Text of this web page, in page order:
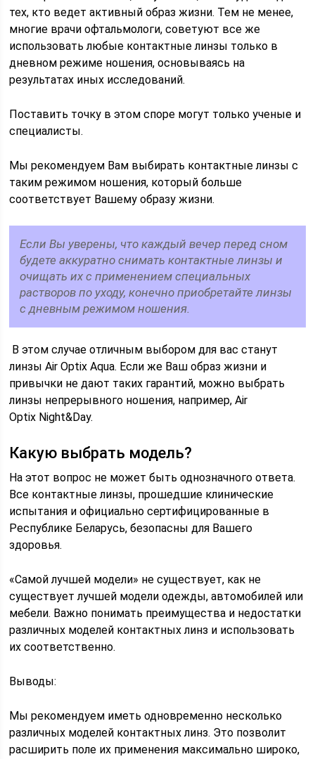
тех, кто ведет активный образ жизни. Тем не менее,
многие врачи офтальмологи, советуют все же
использовать любые контактные линзы только в
дневном режиме ношения, основываясь на
результатах иных исследований.
Поставить точку в этом споре могут только ученые и
специалисты.
Мы рекомендуем Вам выбирать контактные линзы с
таким режимом ношения, который больше
соответствует Вашему образу жизни.
Если Вы уверены, что каждый вечер перед сном
будете аккуратно снимать контактные линзы и
очищать их с применением специальных
растворов по уходу, конечно приобретайте линзы
с дневным режимом ношения.
В этом случае отличным выбором для вас станут
линзы Air Optix Aqua. Если же Ваш образ жизни и
привычки не дают таких гарантий, можно выбрать
линзы непрерывного ношения, например, Air
Optix Night&Day.
Какую выбрать модель?
На этот вопрос не может быть однозначного ответа.
Все контактные линзы, прошедшие клинические
испытания и официально сертифицированные в
Республике Беларусь, безопасны для Вашего
здоровья.
«Самой лучшей модели» не существует, как не
существует лучшей модели одежды, автомобилей или
мебели. Важно понимать преимущества и недостатки
различных моделей контактных линз и использовать
их соответственно.
Выводы:
Мы рекомендуем иметь одновременно несколько
различных моделей контактных линз. Это позволит
расширить поле их применения максимально широко,